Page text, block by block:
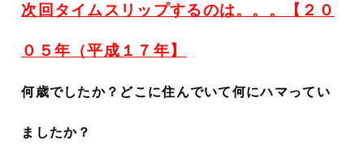
次回タイムスリップするのは。。。【２０
０５年（平成１７年】
何歳でしたか？どこに住んでいて何にハマってい
ましたか？